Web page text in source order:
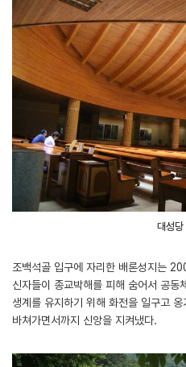
대성당
조백석골 입구에 자리한 배론성지는
신자들이 종교박해를 피해 숨어서 공
생계를 유지하기 위해 화전을 일구고
바쳐가면서까지 신앙을 지켜냈다.